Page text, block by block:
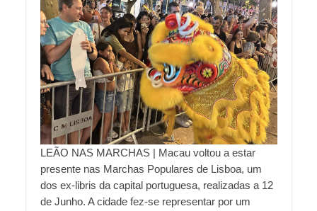
LEÃO NAS MARCHAS | Macau voltou a estar
presente nas Marchas Populares de Lisboa, um
dos ex-libris da capital portuguesa, realizadas a 12
de Junho. A cidade fez-se representar por um